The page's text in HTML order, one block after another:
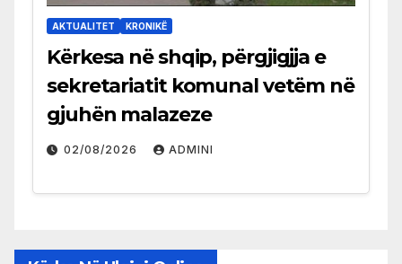
AKTUALITET KRONIKË
Kërkesa në shqip, përgjigjja e
sekretariatit komunal vetëm në
gjuhën malazeze
02/08/2026 ADMINI